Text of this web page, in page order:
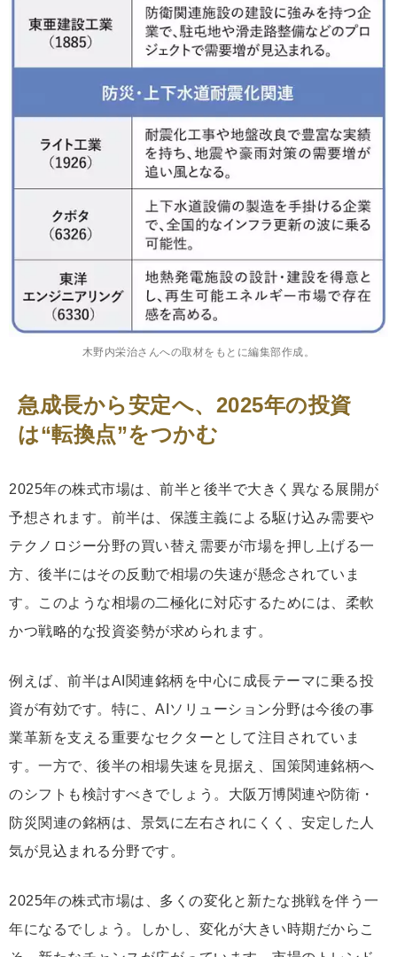
木野内栄治さんへの取材をもとに編集部作成。
急成長から安定へ、2025年の投資
は“転換点”をつかむ
2025年の株式市場は、前半と後半で大きく異なる展開が
予想されます。前半は、保護主義による駆け込み需要や
テクノロジー分野の買い替え需要が市場を押し上げる一
方、後半にはその反動で相場の失速が懸念されていま
す。このような相場の二極化に対応するためには、柔軟
かつ戦略的な投資姿勢が求められます。
例えば、前半はAI関連銘柄を中心に成長テーマに乗る投
資が有効です。特に、AIソリューション分野は今後の事
業革新を支える重要なセクターとして注目されていま
す。一方で、後半の相場失速を見据え、国策関連銘柄へ
のシフトも検討すべきでしょう。大阪万博関連や防衛・
防災関連の銘柄は、景気に左右されにくく、安定した人
気が見込まれる分野です。
2025年の株式市場は、多くの変化と新たな挑戦を伴う一
年になるでしょう。しかし、変化が大きい時期だからこ